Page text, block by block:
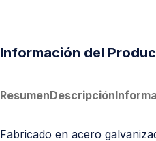
Información del
ResumenDescripción
Fabricado en acero